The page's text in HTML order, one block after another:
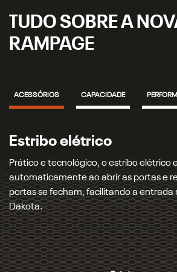
TUDO SOBRE A
RAMPAGE
ACESSÓRIOS CAPACIDADE
Capota elétrica
Proteção para caçamba e carga: a
traz tecnologia e praticidade,
capota com apenas um toque e
ainda mais protegidos.